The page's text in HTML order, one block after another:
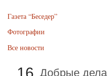
Газета “Беседер”
Фотографии
Все новости
Добрые дела